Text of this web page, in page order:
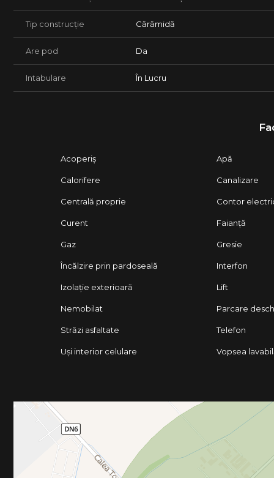
Tip construcție Cărămidă
Are pod Da
Intabulare În Lucru
Acoperiș Apă
Calorifere Canalizare
Centrală proprie Contor
Curent Faianță
Gaz Gresie
Încălzire prin pardoseală Interfon
Izolație exterioară Lift
Nemobilat Parcare
Străzi asfaltate Telefon
Uși interior celulare Vopsea